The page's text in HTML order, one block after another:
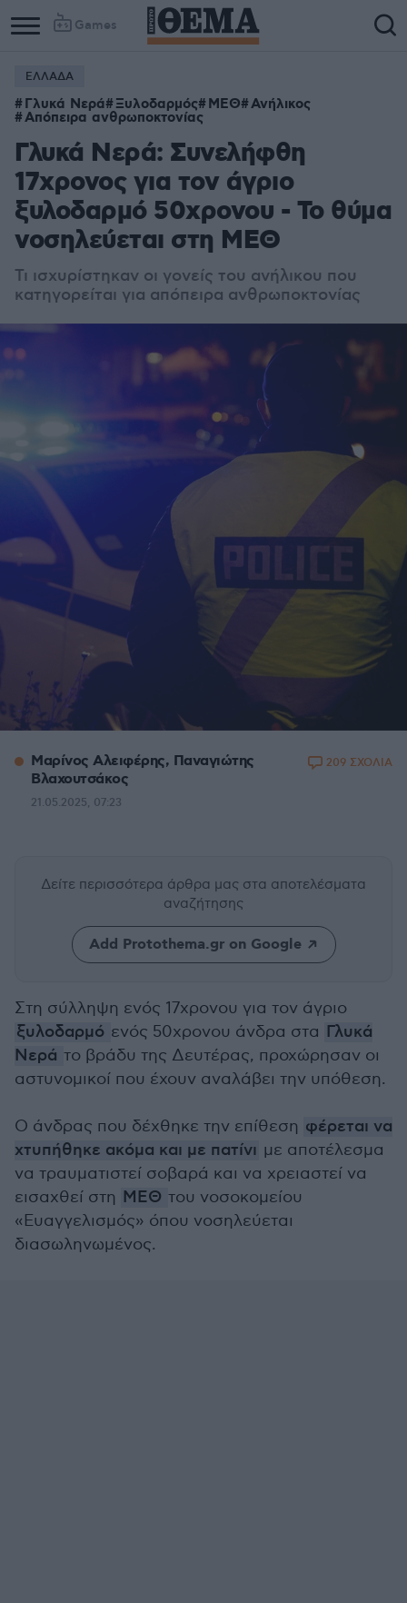
Games
ΕΛΛΑΔΑ
Γλυκά Νερά Ξυλοδαρμός ΜΕΘ Ανήλικος
Απόπειρα ανθρωποκτονίας
Γλυκά Νερά: Συνελήφθη
17χρονος για τον άγριο
ξυλοδαρμό 50χρονου - Το θύμα
νοσηλεύεται στη ΜΕΘ
Τι ισχυρίστηκαν οι γονείς του ανήλικου που
κατηγορείται για απόπειρα ανθρωποκτονίας
Μαρίνος Αλειφέρης, Παναγιώτης
Βλαχουτσάκος
21.05.2025, 07:23
209 ΣΧΟΛΙΑ
Δείτε περισσότερα άρθρα μας στα αποτελέσματα
αναζήτησης
Add Protothema.gr on Google
Στη σύλληψη ενός 17χρονου για τον άγριο
ξυλοδαρμό ενός 50χρονου άνδρα στα Γλυκά
Νερά το βράδυ της Δευτέρας, προχώρησαν οι
αστυνομικοί που έχουν αναλάβει την υπόθεση.
Ο άνδρας που δέχθηκε την επίθεση φέρεται να
χτυπήθηκε ακόμα και με πατίνι με αποτέλεσμα
να τραυματιστεί σοβαρά και να χρειαστεί να
εισαχθεί στη ΜΕΘ του νοσοκομείου
«Ευαγγελισμός» όπου νοσηλεύεται
διασωληνωμένος.